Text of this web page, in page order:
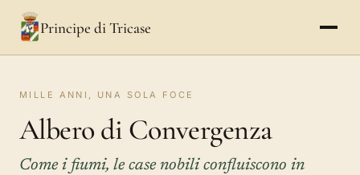
Principe di Tricase
MILLE ANNI, UNA SOLA FOCE
Albero di Convergenza
Come i fiumi, le case nobili confluiscono in